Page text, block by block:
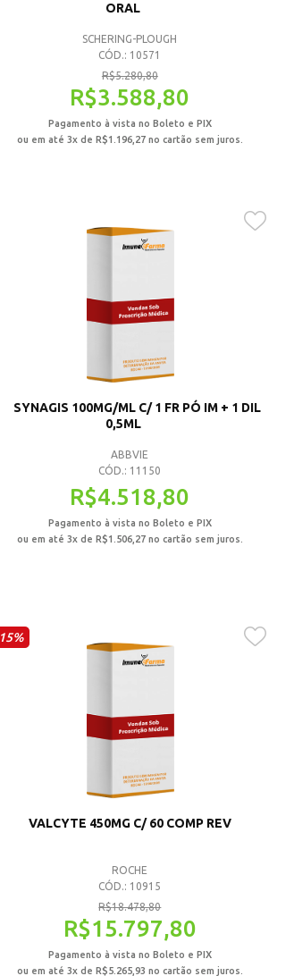
ORAL
SCHERING-PLOUGH
CÓD.: 10571
R$5.280,80
R$3.588,80
Pagamento à vista no Boleto e PIX
ou em até 3x de R$1.196,27no cartão sem juros.
SYNAGIS 100MG/ML C/ 1 FR PÓ IM + 1 DIL
0,5ML
ABBVIE
CÓD.: 11150
R$4.518,80
Pagamento à vista no Boleto e PIX
ou em até 3x de R$1.506,27no cartão sem juros.
15%
VALCYTE 450MG C/ 60 COMP REV
ROCHE
CÓD.: 10915
R$18.478,80
R$15.797,80
Pagamento à vista no Boleto e PIX
ou em até 3x de R$5.265,93 no cartão sem juros.